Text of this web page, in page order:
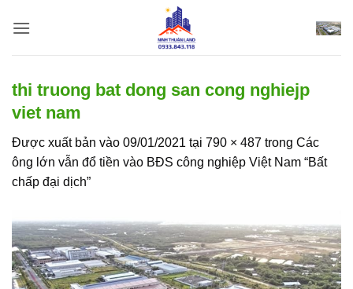
qua
thi truong bat dong san cong nghiejp
viet nam
Được xuất bản vào 09/01/2021 tại 790 × 487 trong Các
ông lớn vẫn đổ tiền vào BĐS công nghiệp Việt Nam “Bất
chấp đại dịch”